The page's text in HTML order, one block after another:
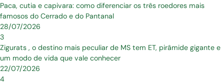
Paca, cutia e capivara: como diferenciar os três roedores mais
famosos do Cerrado e do Pantanal
28/07/2026
3
Zigurats , o destino mais peculiar de MS tem ET, pirâmide gigante e
um modo de vida que vale conhecer
22/07/2026
4